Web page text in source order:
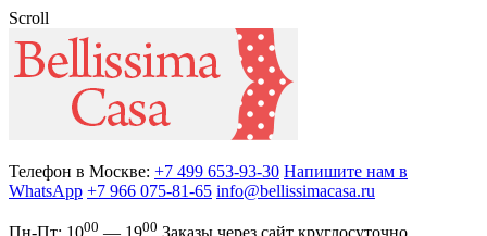
Scroll
Телефон в Москве: +7 499 653-93-30 Напишите нам в
WhatsApp +7 966 075-81-65 info@bellissimacasa.ru
00 00